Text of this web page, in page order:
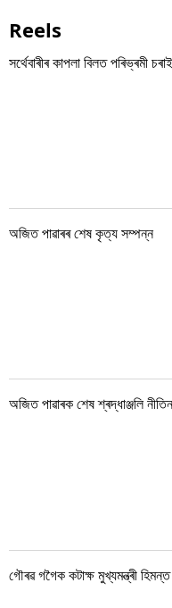
Reels
সৰ্থেবাৰীৰ কাপলা বিলত পৰিভ্ৰমী
অজিত পাৱাৰৰ শেষ কৃত্য সম্পন্ন
অজিত পাৱাৰক শেষ শ্ৰদ্ধাঞ্জলি
গৌৰৱ গগৈক কটাক্ষ মুখ্যমন্ত্ৰী হিমন্ত